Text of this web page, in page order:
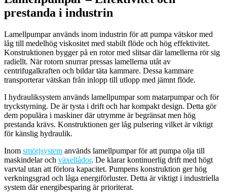
prestanda i industrin
Lamellpumpar används inom industrin för att pumpa vätskor med
låg till medelhög viskositet med stabilt flöde och hög effektivitet.
Konstruktionen bygger på en rotor med slitsar där lamellerna rör sig
radiellt. När rotorn snurrar pressas lamellerna utåt av
centrifugalkraften och bildar täta kammare. Dessa kammare
transporterar vätskan från inlopp till utlopp med jämnt flöde.
I hydrauliksystem används lamellpumpar som matarpumpar och för
tryckstyrning. De är tysta i drift och har kompakt design. Detta gör
dem populära i maskiner där utrymme är begränsat men hög
prestanda krävs. Konstruktionen ger låg pulsering vilket är viktigt
för känslig hydraulik.
Inom smörjsystem används lamellpumpar för att pumpa olja till
maskindelar och växellådor. De klarar kontinuerlig drift med högt
varvtal utan att förlora kapacitet. Pumpens konstruktion ger hög
verkningsgrad och låga energiförluster. Detta är viktigt i industriella
system där energibesparing är prioriterat.